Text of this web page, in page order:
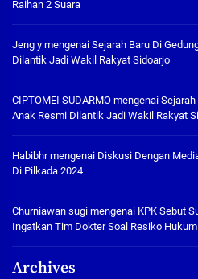
Raihan 2 Suara
Jeng y mengenai Sejarah Baru Di
Dilantik Jadi Wakil Rakyat Sidoarjo
CIPTOMEI SUDARMO mengenai Sejarah
Anak Resmi Dilantik Jadi Wakil Rakyat
Habibhrmengenai Diskusi Dengan
Di Pilkada 2024
Churniawan sugi mengenai KPK Sebut
Ingatkan Tim Dokter Soal Resiko Hukum
Archives